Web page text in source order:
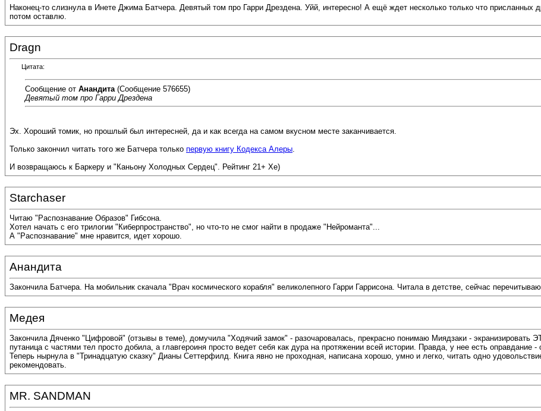
Наконец-то слизнула в Инете Джима Батчера. Девятый том про Гарри Дрездена. Уйй, интересно! А ещё ждет несколько только что присланных
потом оставлю.
Dragn
Цитата:
Сообщение от Анандита (Сообщение 576655)
Девятый том про Гарри Дрездена
Эх. Хороший томик, но прошлый был интересней, да и как всегда на самом вкусном месте заканчивается.
Только закончил читать того же Батчера только первую книгу Кодекса Алеры.
И возвращаюсь к Баркеру и "Каньону Холодных Сердец". Рейтинг 21+ Хе)
Starchaser
Читаю "Распознавание Образов" Гибсона.
Хотел начать с его трилогии "Киберпространство", но что-то не смог найти в продаже "Нейроманта"...
А "Распознавание" мне нравится, идет хорошо.
Анандита
Закончила Батчера. На мобильник скачала "Врач космического корабля" великолепного Гарри Гаррисона. Читала в детстве, сейчас
Медея
Закончила Дяченко "Цифровой" (отзывы в теме), домучила "Ходячий замок" - разочаровалась, прекрасно понимаю Миядзаки - экранизировать
путаница с частями тел просто добила, а главгероиня просто ведет себя как дура на протяжении всей истории. Правда, у нее есть оправдание
Теперь нырнула в "Тринадцатую сказку" Дианы Сеттерфилд. Книга явно не проходная, написана хорошо, умно и легко, читать одно
рекомендовать.
MR. SANDMAN